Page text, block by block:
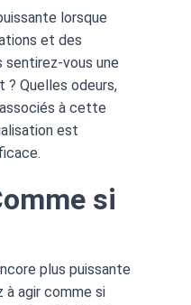
lorsque
et des
sentirez-vous une
Quelles odeurs,
à cette
est
si
plus puissante
à agir comme si